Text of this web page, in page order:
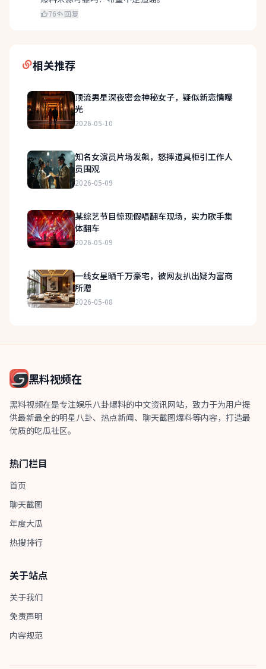
76 回复
相关推荐
顶流男星深夜密会神秘女子，疑似新恋情曝
光
2026-05-10
知名女演员片场发飙，怒摔道具柜引工作人
员围观
2026-05-09
某综艺节目惊现假唱翻车现场，实力歌手集
体翻车
2026-05-09
一线女星晒千万豪宅，被网友扒出疑为富商
所赠
2026-05-08
黑料视频在
黑料视频在是专注娱乐八卦爆料的中文资讯网站，致力于为用户提
供最新最全的明星八卦、热点新闻、聊天截图爆料等内容，打造最
优质的吃瓜社区。
热门栏目
首页
聊天截图
年度大瓜
热搜排行
关于站点
关于我们
免责声明
内容规范